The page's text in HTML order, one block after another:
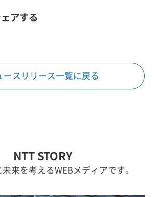
アする
ースリリース一覧に戻る
NTT STORY
来を考えるWEBメディアです。